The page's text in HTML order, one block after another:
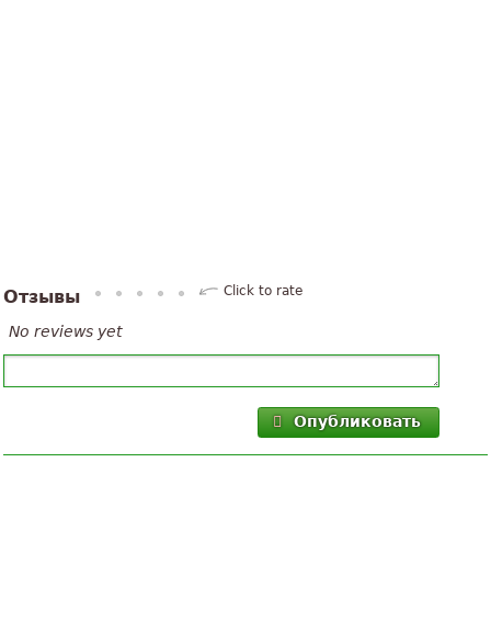
Отзывы Click to rate
No reviews yet
Опубликовать